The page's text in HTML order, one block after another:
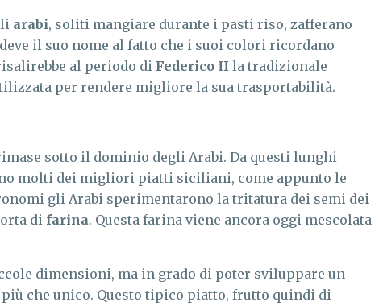
arabi, soliti mangiare durante i pasti riso, zafferano
il suo nome al fatto che i suoi colori ricordano
al periodo di Federico II la tradizionale
per rendere migliore la sua trasportabilità.
sotto il dominio degli Arabi. Da questi lunghi
molti dei migliori piatti siciliani, come appunto le
gli Arabi sperimentarono la tritatura dei semi dei
di farina. Questa farina viene ancora oggi mescolata
dimensioni, ma in grado di poter sviluppare un
che unico. Questo tipico piatto, frutto quindi di